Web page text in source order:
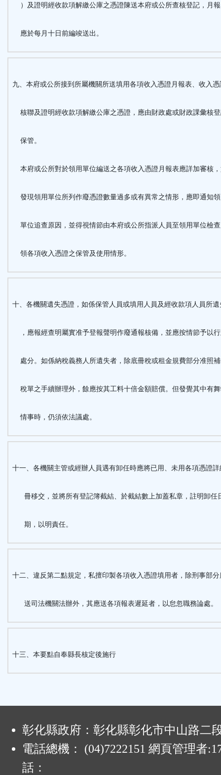
）及證明經收款項解繳公庫之憑證陳送本府或公所查核登記，月
應於每月十日前編竣送出。
九、本府或公所接到所屬機關所送填用各項收入憑證月報表、收入憑
核聯及證明經收款項解繳公庫之憑證，應由財政處或財政課彙核
保管。
本府或公所對於領用單位編送之各項收入憑證月報表應詳加審核
發現領用單位所列作廢憑證數量過多或有異常之情形，應即通知
單位追查原因，並得視情節由本府或公所指派人員至領用單位檢
領各項收入憑證之保管及使用情形。
十、各機關遺失憑證，如係保管人員或填用人員及經收款項人員所遺
，應報經查明屬實准予登報聲明作廢通報核備，並應按情節予以
處分。如係納稅義務人所遺失者，除底冊稅或租金規費部分准照
稅單之手續辦理外，餘應按其工料十倍金額賠償。但發覺其中有
情事時，仍須依法議處。
十一、各機關主管或經辦人員遇有卸任時應將已用、未用各項憑證詳
冊移交，並將所有登記簿截結、於截結數上加蓋私章，註明卸任
期，以明責任。
十二、違反第二點規定，私擅印製各項收入憑證填用者，除刑事部分
送司法機關法辦外，其應送各項報表遲延者，以怠忽職務論處。
十三、本要點自奉縣長核定後施行
彰化縣政府：彰化縣彰化市中山路二
電話總機： (04)7222151 網頁管理者
話：